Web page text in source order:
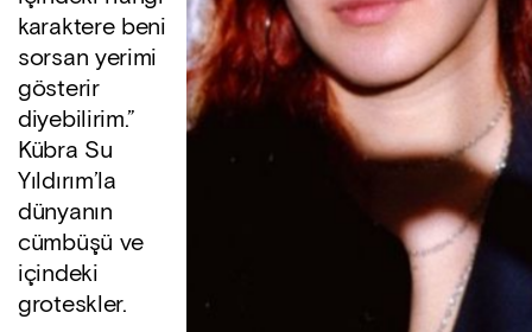
karaktere beni
sorsan yerimi
gösterir
diyebilirim.”
Kübra Su
Yıldırım’la
dünyanın
cümbüşü ve
içindeki
groteskler.